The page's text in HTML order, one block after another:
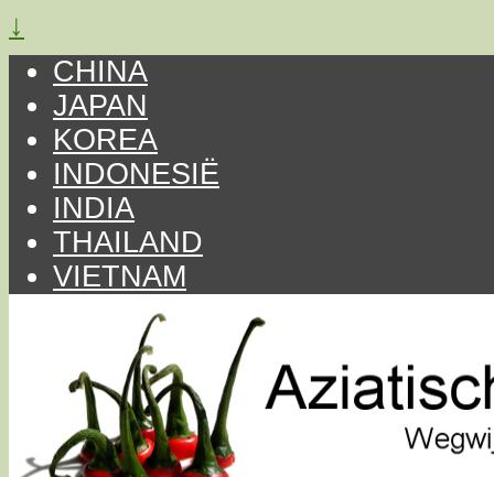
↓
CHINA
JAPAN
KOREA
INDONESIË
INDIA
THAILAND
VIETNAM